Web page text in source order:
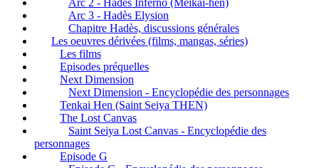
Arc 3 - Hadès Elysion
Chapitre Hadès, discussions générales
Les oeuvres dérivées (films, mangas, séries)
Les films
Episodes préquelles
Next Dimension
Next Dimension - Encyclopédie des personnages
Tenkai Hen (Saint Seiya THEN)
The Lost Canvas
Saint Seiya Lost Canvas - Encyclopédie des
personnages
Episode G